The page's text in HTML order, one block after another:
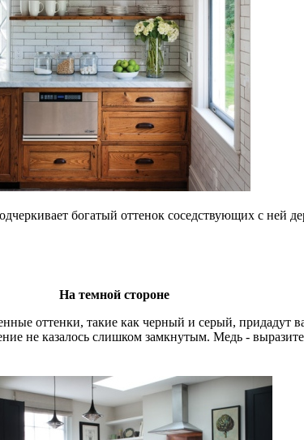
богатый оттенок соседствующих с ней
На темной стороне
оттенки, такие как черный и серый, придадут
не казалось слишком замкнутым. Медь -